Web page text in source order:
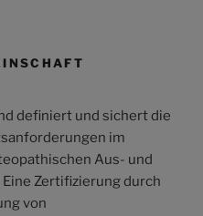
definiert und sichert die
im
Aus- und
Zertifizierung durch
von